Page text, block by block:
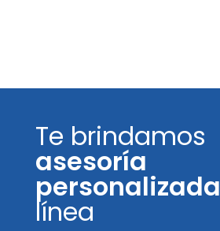
Te brindamos
asesoría
personalizada
línea